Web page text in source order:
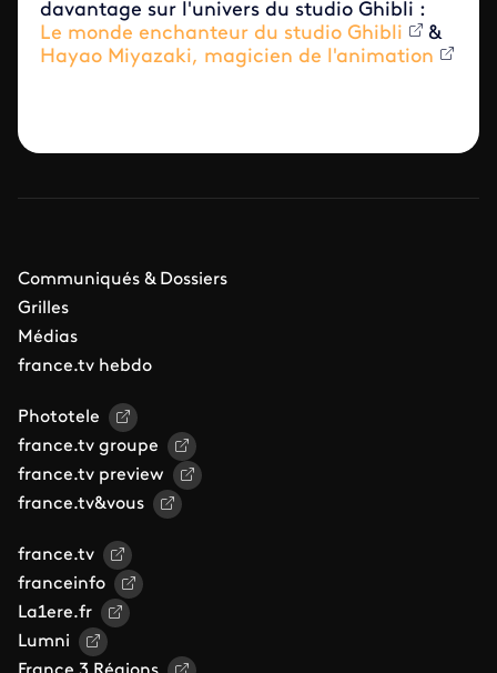
davantage sur l'univers du studio Ghibli :
Le monde enchanteur du studio Ghibli
&
Hayao Miyazaki, magicien de l'animation
Communiqués & Dossiers
Grilles
Médias
france.tv hebdo
Phototele
france.tv groupe
france.tv preview
france.tv&vous
france.tv
franceinfo
La1ere.fr
Lumni